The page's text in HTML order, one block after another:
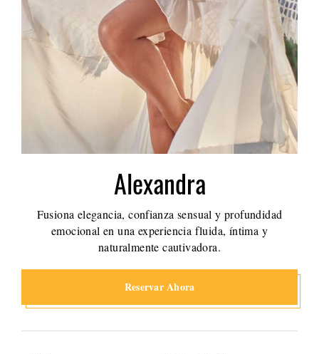
Alexandra
Fusiona elegancia, confianza sensual y profundidad
emocional en una experiencia fluida, íntima y
naturalmente cautivadora.
Reservar Ahora